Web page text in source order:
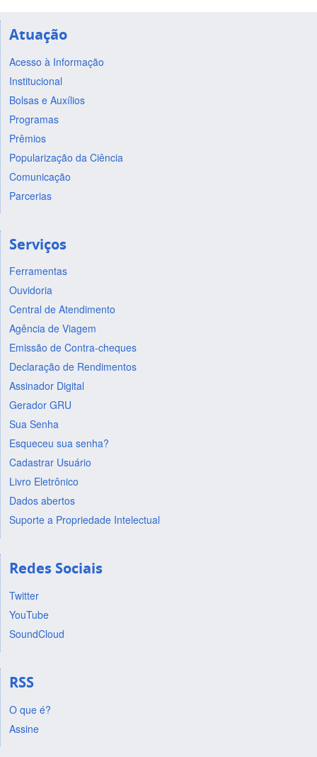
Atuação
Acesso à Informação
Institucional
Bolsas e Auxílios
Programas
Prêmios
Popularização da Ciência
Comunicação
Parcerias
Serviços
Ferramentas
Ouvidoria
Central de Atendimento
Agência de Viagem
Emissão de Contra-cheques
Declaração de Rendimentos
Assinador Digital
Gerador GRU
Sua Senha
Esqueceu sua senha?
Cadastrar Usuário
Livro Eletrônico
Dados abertos
Suporte a Propriedade Intelectual
Redes Sociais
Twitter
YouTube
SoundCloud
RSS
O que é?
Assine